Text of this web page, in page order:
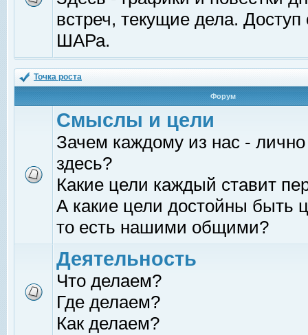
встреч, текущие дела.
ШАРа.
Точка роста
Форум
Смыслы и цели
Зачем каждому из нас -
здесь?
Какие цели каждый ставит
А какие цели достойны быть
то есть нашими общими?
Деятельность
Что делаем?
Где делаем?
Как делаем?